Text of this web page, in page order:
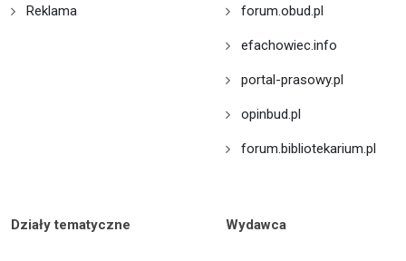
Reklama forum.obud.pl
efachowiec.info
portal-prasowy.pl
opinbud.pl
forum.bibliotekarium.pl
Działy tematyczne Wydawca